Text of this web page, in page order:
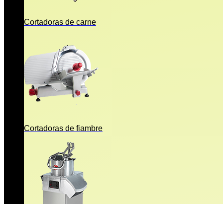
Cortadoras de carne
Cortadoras de fiambre